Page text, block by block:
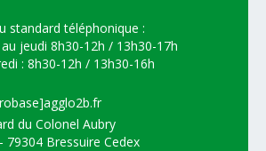
standard téléphonique :
jeudi 8h30-12h / 13h30-17h
: 8h30-12h / 13h30-16h
du Colonel Aubry
79304 Bressuire Cedex